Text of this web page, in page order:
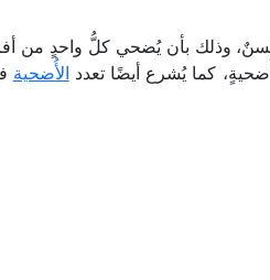
وذلك بأن يُضحي كلُّ واحدٍ من
كما يُشرع أيضًا تعدد الأُضحية